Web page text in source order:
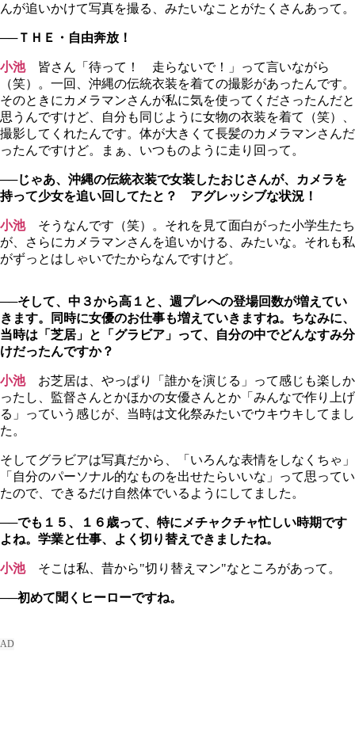
んが追いかけて写真を撮る、みたいなことがたくさんあって。
──ＴＨＥ・自由奔放！
小池皆さん「待って！ 走らないで！」って言いながら
（笑）。一回、沖縄の伝統衣装を着ての撮影があったんです。
そのときにカメラマンさんが私に気を使ってくださったんだと
思うんですけど、自分も同じように女物の衣装を着て（笑）、
撮影してくれたんです。体が大きくて長髪のカメラマンさんだ
ったんですけど。まぁ、いつものように走り回って。
──じゃあ、沖縄の伝統衣装で女装したおじさんが、カメラを
持って少女を追い回してたと？ アグレッシブな状況！
小池そうなんです（笑）。それを見て面白がった小学生たち
が、さらにカメラマンさんを追いかける、みたいな。それも私
がずっとはしゃいでたからなんですけど。
──そして、中３から高１と、週プレへの登場回数が増えてい
きます。同時に女優のお仕事も増えていきますね。ちなみに、
当時は「芝居」と「グラビア」って、自分の中でどんなすみ分
けだったんですか？
小池お芝居は、やっぱり「誰かを演じる」って感じも楽しか
ったし、監督さんとかほかの女優さんとか「みんなで作り上げ
る」っていう感じが、当時は文化祭みたいでウキウキしてまし
た。
そしてグラビアは写真だから、「いろんな表情をしなくちゃ」
「自分のパーソナル的なものを出せたらいいな」って思ってい
たので、できるだけ自然体でいるようにしてました。
──でも１５、１６歳って、特にメチャクチャ忙しい時期です
よね。学業と仕事、よく切り替えできましたね。
小池そこは私、昔から"切り替えマン"なところがあって。
──初めて聞くヒーローですね。